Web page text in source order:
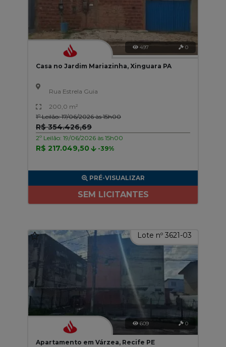
497 0
Casa no Jardim Mariazinha, Xinguara PA
Rua Estrela Guia
200,0 m²
1º Leilão: 17/06/2026 às 15h00
R$ 354.426,69
2º Leilão: 19/06/2026 às 15h00
R$ 217.049,50 -39%
PRÉ-VISUALIZAR
SEM LICITANTES
Lote nº 3621-03
609 0
Apartamento em Várzea, Recife PE